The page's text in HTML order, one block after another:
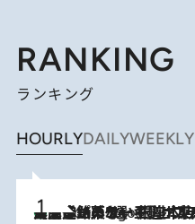
RANKING
ランキング
HOURLYDAILYWEEKLY
4 Hours Ago
【間違いのない王道・東京土産】資生堂パーラー 銀座本店でのみ出会える銘菓5選《極上プディング・濃厚チーズケーキ・ボンボンショコラほか》